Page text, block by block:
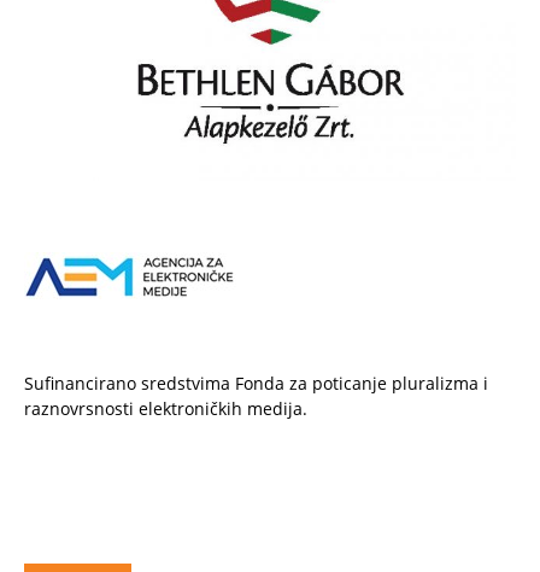
Sufinancirano sredstvima Fonda za poticanje pluralizma i
raznovrsnosti elektroničkih medija.